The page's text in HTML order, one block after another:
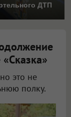
ДТП
это не
полку.